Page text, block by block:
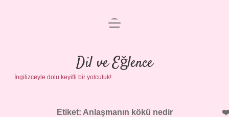
Anasayfa
Gizlilik Politikası
Yasal Uyarı
menüyü
Dil ve Eğlence
İngilizceyle dolu keyifli bir yolculuk!
Etiket: Anlaşmanın kökü nedir